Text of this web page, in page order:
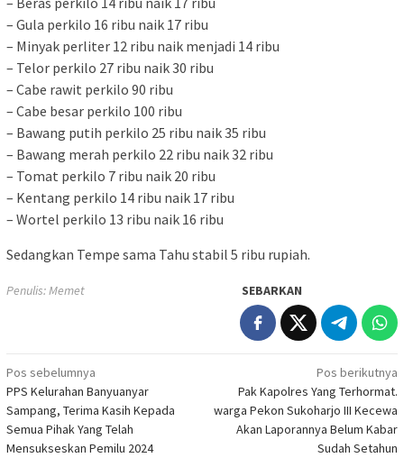
– Gula perkilo 16 ribu naik 17 ribu
– Minyak perliter 12 ribu naik menjadi 14 ribu
– Telor perkilo 27 ribu naik 30 ribu
– Cabe rawit perkilo 90 ribu
– Cabe besar perkilo 100 ribu
– Bawang putih perkilo 25 ribu naik 35 ribu
– Bawang merah perkilo 22 ribu naik 32 ribu
– Tomat perkilo 7 ribu naik 20 ribu
– Kentang perkilo 14 ribu naik 17 ribu
– Wortel perkilo 13 ribu naik 16 ribu
Sedangkan Tempe sama Tahu stabil 5 ribu rupiah.
Penulis: Memet SEBARKAN
Navigasi
pos
Pos sebelumnya
PPS Kelurahan Banyuanyar
Sampang, Terima Kasih Kepada
Semua Pihak Yang Telah
Mensukseskan Pemilu 2024
Pos berikutnya
Pak Kapolres Yang Terhormat.
warga Pekon Sukoharjo III Kecewa
Akan Laporannya Belum Kabar
Sudah Setahun